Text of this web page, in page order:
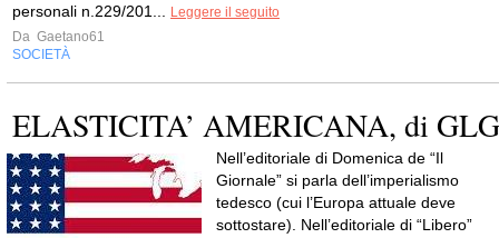
personali n.229/201...
Leggere il seguito
Da Gaetano61
SOCIETÀ
ELASTICITA’ AMERICANA, di GLG
Nell’editoriale di Domenica de “Il
Giornale” si parla dell’imperialismo
tedesco (cui l’Europa attuale deve
sottostare). Nell’editoriale di “Libero”